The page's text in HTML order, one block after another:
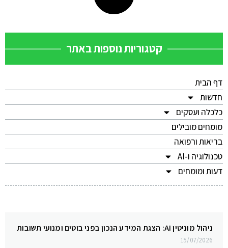
קטגוריות נוספות באתר
דף הבית
חדשות
כלכלה ועסקים
מומחים מובילים
בריאות ורפואה
טכנולוגיה ו-AI
דעות ומומחים
ניהול מוניטין AI: הצגת המידע הנכון בפני בוטים ומנועי תשובות
15/07/2026